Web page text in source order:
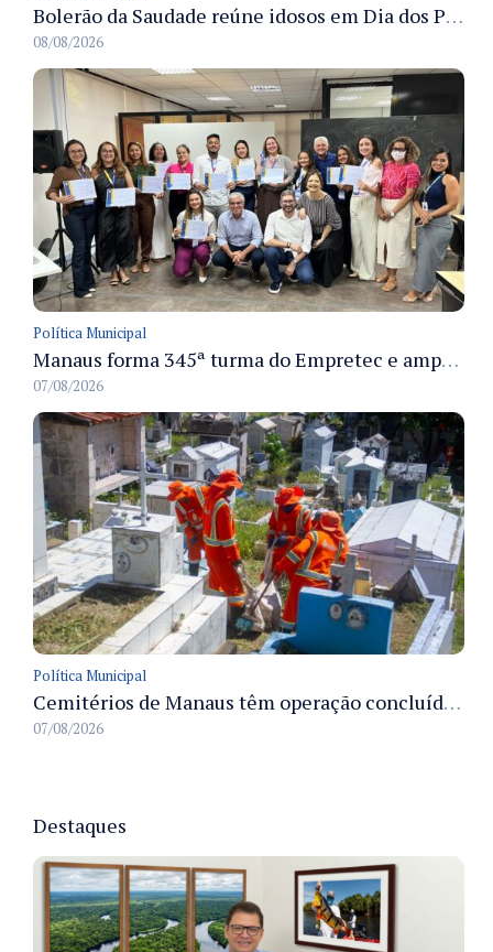
Bolerão da Saudade reúne idosos em Dia dos Pais promovido pela Fundação Dr. Thomas em Manaus
08/08/2026
Política Municipal
Manaus forma 345ª turma do Empretec e amplia qualificação de empreendedores na cidade
07/08/2026
Política Municipal
Cemitérios de Manaus têm operação concluída e estrutura pronta para receber famílias no Dia dos Pais
07/08/2026
Destaques